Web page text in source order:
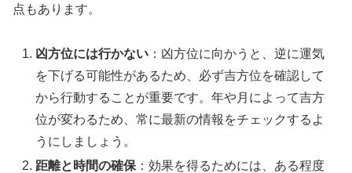
点もあります。
凶方位には行かない ：凶方位に向かうと、逆に運気
を下げる可能性があるため、必ず吉方位を確認して
から行動することが重要です。年や月によって吉方
位が変わるため、常に最新の情報をチェックするよ
うにしましょう。
距離と時間の確保：効果を得るためには、ある程度